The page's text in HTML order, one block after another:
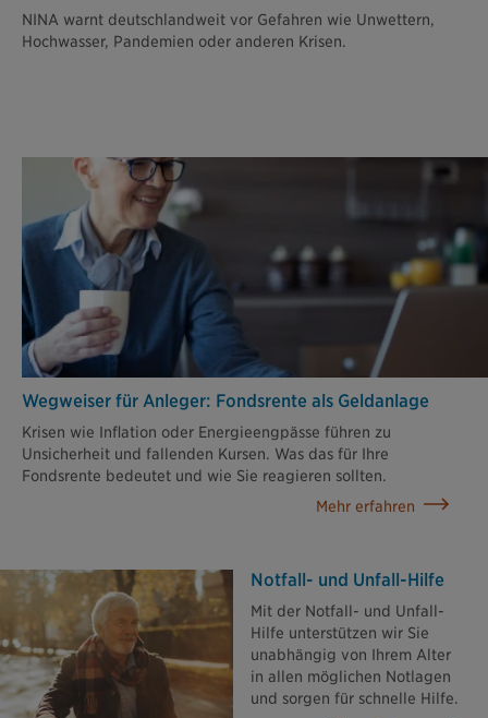
NINA warnt deutschlandweit vor Gefahren wie Unwettern,
Hochwasser, Pandemien oder anderen Krisen.
Wegweiser für Anleger: Fondsrente als Geldanlage
Krisen wie Inflation oder Energieengpässe führen zu
Unsicherheit und fallenden Kursen. Was das für Ihre
Fondsrente bedeutet und wie Sie reagieren sollten.
Mehr erfahren
Notfall- und Unfall-Hilfe
Mit der Notfall- und Unfall-
Hilfe unterstützen wir Sie
unabhängig von Ihrem Alter
in allen möglichen Notlagen
und sorgen für schnelle Hilfe.